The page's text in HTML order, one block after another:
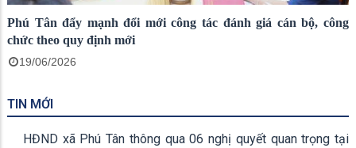
Phú Tân đẩy mạnh đổi mới công tác đánh giá cán bộ, công
chức theo quy định mới
19/06/2026
TIN MỚI
HĐND xã Phú Tân thông qua 06 nghị quyết quan trọng tại